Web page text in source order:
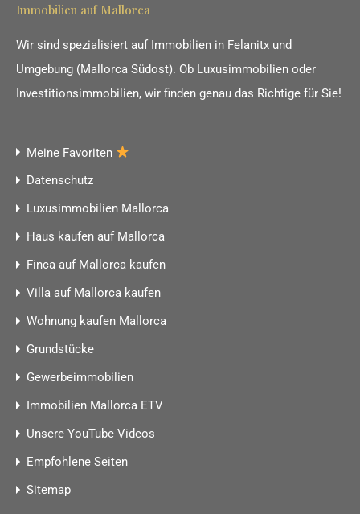
Immobilien auf Mallorca
Wir sind spezialisiert auf Immobilien in Felanitx und
Umgebung (Mallorca Südost). Ob Luxusimmobilien oder
Investitionsimmobilien, wir finden genau das Richtige für Sie!
Meine Favoriten
Datenschutz
Luxusimmobilien Mallorca
Haus kaufen auf Mallorca
Finca auf Mallorca kaufen
Villa auf Mallorca kaufen
Wohnung kaufen Mallorca
Grundstücke
Gewerbeimmobilien
Immobilien Mallorca ETV
Unsere YouTube Videos
Empfohlene Seiten
Sitemap